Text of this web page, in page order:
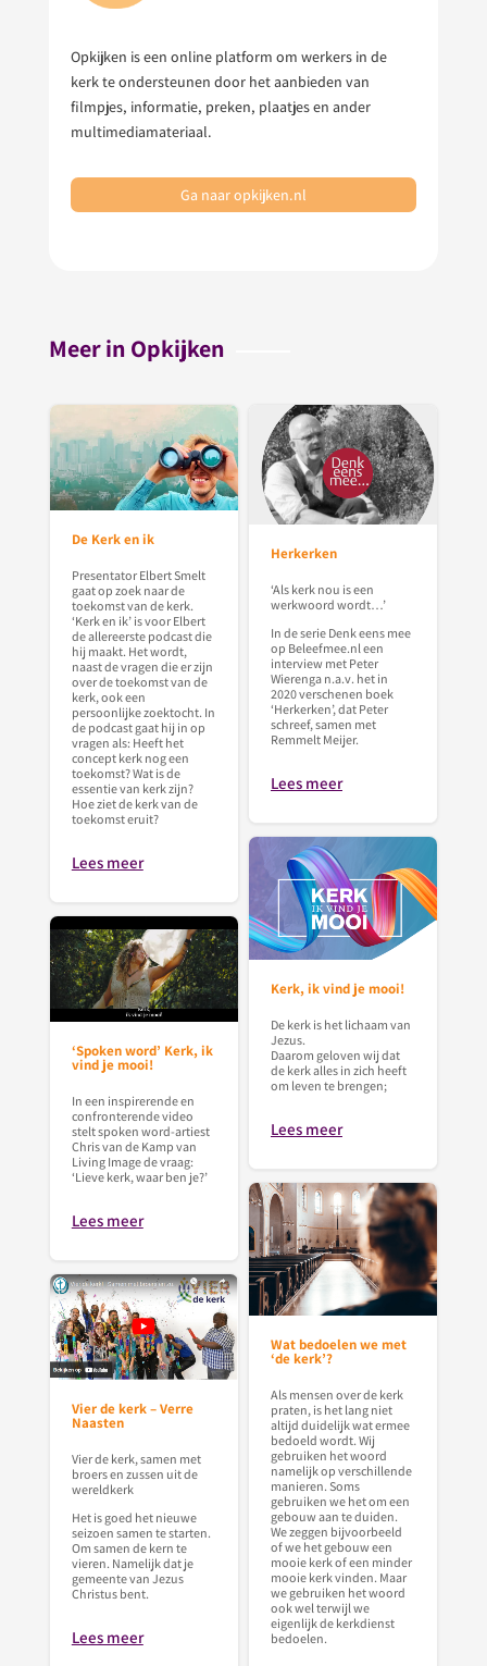
Opkijken is een online platform om werkers in de
kerk te ondersteunen door het aanbieden van
filmpjes, informatie, preken, plaatjes en ander
multimediamateriaal.
Ga naar opkijken.nl
Meer in Opkijken
De Kerk en ik
Presentator Elbert Smelt
gaat op zoek naar de
toekomst van de kerk.
‘Kerk en ik’ is voor Elbert
de allereerste podcast die
hij maakt. Het wordt,
naast de vragen die er zijn
over de toekomst van de
kerk, ook een
persoonlijke zoektocht. In
de podcast gaat hij in op
vragen als: Heeft het
concept kerk nog een
toekomst? Wat is de
essentie van kerk zijn?
Hoe ziet de kerk van de
toekomst eruit?
Lees meer
Herkerken
‘Als kerk nou is een
werkwoord wordt…’
In de serie Denk eens mee
op Beleefmee.nl een
interview met Peter
Wierenga n.a.v. het in
2020 verschenen boek
‘Herkerken’, dat Peter
schreef, samen met
Remmelt Meijer.
Lees meer
Kerk, ik vind je mooi!
De kerk is het lichaam van
Jezus.
Daarom geloven wij dat
de kerk alles in zich heeft
om leven te brengen;
Lees meer
‘Spoken word’ Kerk, ik
vind je mooi!
In een inspirerende en
confronterende video
stelt spoken word-artiest
Chris van de Kamp van
Living Image de vraag:
‘Lieve kerk, waar ben je?’
Lees meer
Wat bedoelen we met
‘de kerk’?
Als mensen over de kerk
praten, is het lang niet
altijd duidelijk wat ermee
bedoeld wordt. Wij
gebruiken het woord
namelijk op verschillende
manieren. Soms
gebruiken we het om een
gebouw aan te duiden.
We zeggen bijvoorbeeld
of we het gebouw een
mooie kerk of een minder
mooie kerk vinden. Maar
we gebruiken het woord
ook wel terwijl we
eigenlijk de kerkdienst
bedoelen.
Vier de kerk – Verre
Naasten
Vier de kerk, samen met
broers en zussen uit de
wereldkerk
Het is goed het nieuwe
seizoen samen te starten.
Om samen de kern te
vieren. Namelijk dat je
gemeente van Jezus
Christus bent.
Lees meer